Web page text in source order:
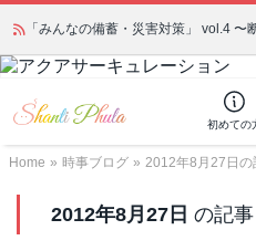
「みんなの備蓄・災害対策」 vol.4
初めての
Home » 時事ブログ » 2012年8月27日の
2012年8月27日 の記事